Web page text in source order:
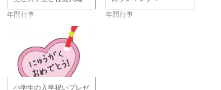
年間行事 年間行事
小学生の入学祝いプレゼ